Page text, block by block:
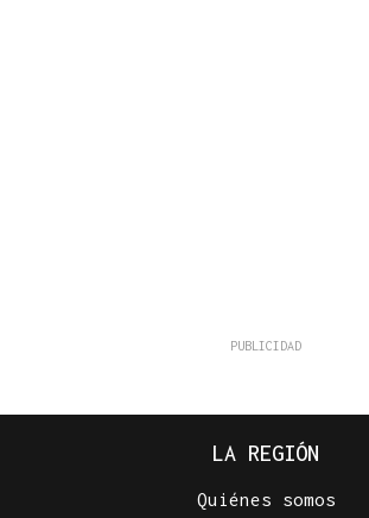
LA REGIÓN
Quiénes somos